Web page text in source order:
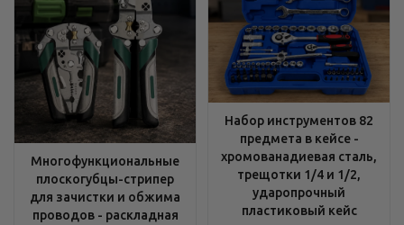
Многофункциональные
плоскогубцы-стрипер
для зачистки и обжима
проводов - раскладная
Набор инструментов 82
предмета в кейсе -
хромованадиевая сталь,
трещотки 1/4 и 1/2,
ударопрочный
пластиковый кейс